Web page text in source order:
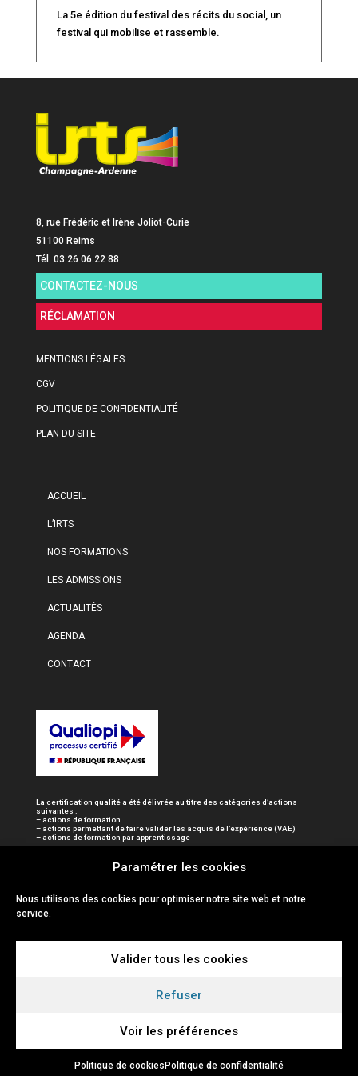
Paramétrer les cookies
Nous utilisons des cookies pour optimiser notre site web et notre
service.
Valider tous les cookies
Refuser
Voir les préférences
Politique de cookies Politique de confidentialité
La 5e édition du festival des récits du social, un
festival qui mobilise et rassemble.
8, rue Frédéric et Irène Joliot-Curie
51100 Reims
Tél. 03 26 06 22 88
CONTACTEZ-NOUS
RÉCLAMATION
MENTIONS LÉGALES
CGV
POLITIQUE DE CONFIDENTIALITÉ
PLAN DU SITE
ACCUEIL
L’IRTS
NOS FORMATIONS
LES ADMISSIONS
ACTUALITÉS
AGENDA
CONTACT
La certification qualité a été délivrée au titre des catégories d’actions
suivantes :
– actions de formation
– actions permettant de faire valider les acquis de l’expérience (VAE)
– actions de formation par apprentissage